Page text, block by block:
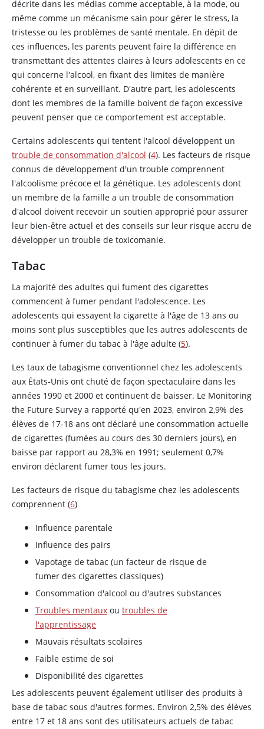
décrite dans les médias comme acceptable, à la mode, ou
même comme un mécanisme sain pour gérer le stress, la
tristesse ou les problèmes de santé mentale. En dépit de
ces influences, les parents peuvent faire la différence en
transmettant des attentes claires à leurs adolescents en ce
qui concerne l'alcool, en fixant des limites de manière
cohérente et en surveillant. D'autre part, les adolescents
dont les membres de la famille boivent de façon excessive
peuvent penser que ce comportement est acceptable.
Certains adolescents qui tentent l'alcool développent un
trouble de consommation d'alcool (4). Les facteurs de risque
connus de développement d'un trouble comprennent
l'alcoolisme précoce et la génétique. Les adolescents dont
un membre de la famille a un trouble de consommation
d'alcool doivent recevoir un soutien approprié pour assurer
leur bien-être actuel et des conseils sur leur risque accru de
développer un trouble de toxicomanie.
Tabac
La majorité des adultes qui fument des cigarettes
commencent à fumer pendant l'adolescence. Les
adolescents qui essayent la cigarette à l'âge de 13 ans ou
moins sont plus susceptibles que les autres adolescents de
continuer à fumer du tabac à l'âge adulte (5).
Les taux de tabagisme conventionnel chez les adolescents
aux États-Unis ont chuté de façon spectaculaire dans les
années 1990 et 2000 et continuent de baisser. Le Monitoring
the Future Survey a rapporté qu'en 2023, environ 2,9% des
élèves de 17-18 ans ont déclaré une consommation actuelle
de cigarettes (fumées au cours des 30 derniers jours), en
baisse par rapport au 28,3% en 1991; seulement 0,7%
environ déclarent fumer tous les jours.
Les facteurs de risque du tabagisme chez les adolescents
comprennent (6)
Influence parentale
Influence des pairs
Vapotage de tabac (un facteur de risque de
fumer des cigarettes classiques)
Consommation d'alcool ou d'autres substances
Troubles mentaux ou troubles de
l'apprentissage
Mauvais résultats scolaires
Faible estime de soi
Disponibilité des cigarettes
Les adolescents peuvent également utiliser des produits à
base de tabac sous d'autres formes. Environ 2,5% des élèves
entre 17 et 18 ans sont des utilisateurs actuels de tabac